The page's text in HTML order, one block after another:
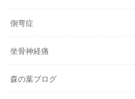
側弯症
坐骨神経痛
森の葉ブログ